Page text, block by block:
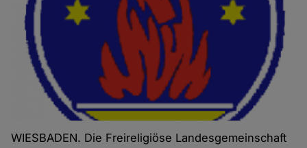
WIESBADEN. Die Freireligiöse Landesgemeinschaft